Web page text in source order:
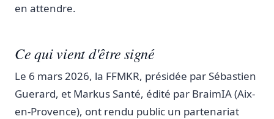
en attendre.
Ce qui vient d'être signé
Le 6 mars 2026, la FFMKR, présidée par Sébastien
Guerard, et Markus Santé, édité par BraimIA (Aix-
en-Provence), ont rendu public un partenariat